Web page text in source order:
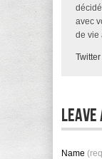
avec
de vie
Twitter
Leave
Name